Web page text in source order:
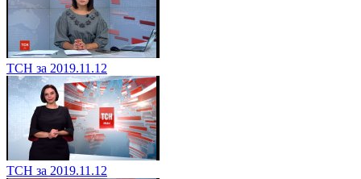
ТСН за 2019.11.12
ТСН за 2019.11.12